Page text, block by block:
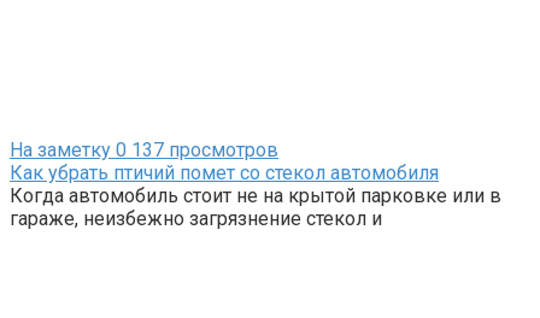
На заметку 0 137 просмотров
Как убрать птичий помет со стекол автомобиля
Когда автомобиль стоит не на крытой парковке или в
гараже, неизбежно загрязнение стекол и